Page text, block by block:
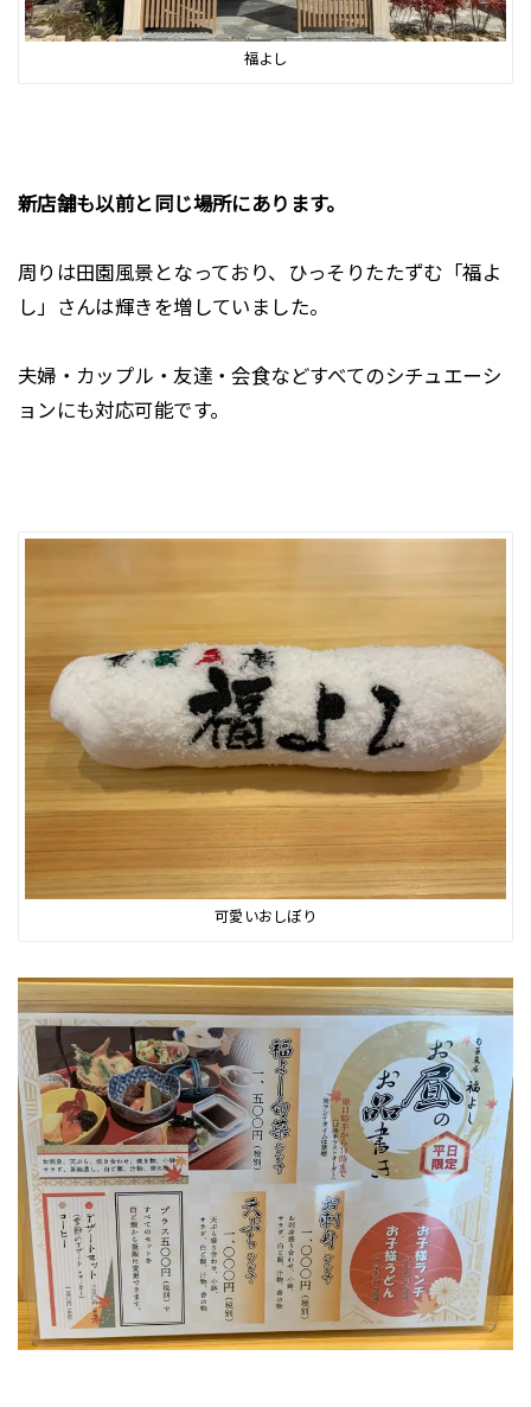
福よし
新店舗も以前と同じ場所にあります。
周りは田園風景となっており、ひっそりたたずむ「福よ
し」さんは輝きを増していました。
夫婦・カップル・友達・会食などすべてのシチュエーシ
ョンにも対応可能です。
可愛いおしぼり